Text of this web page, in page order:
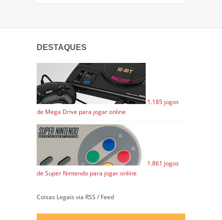
DESTAQUES
1.185 jogos
de Mega Drive para jogar online
1.861 jogos
de Super Nintendo para jogar online
Coisas Legais via RSS / Feed